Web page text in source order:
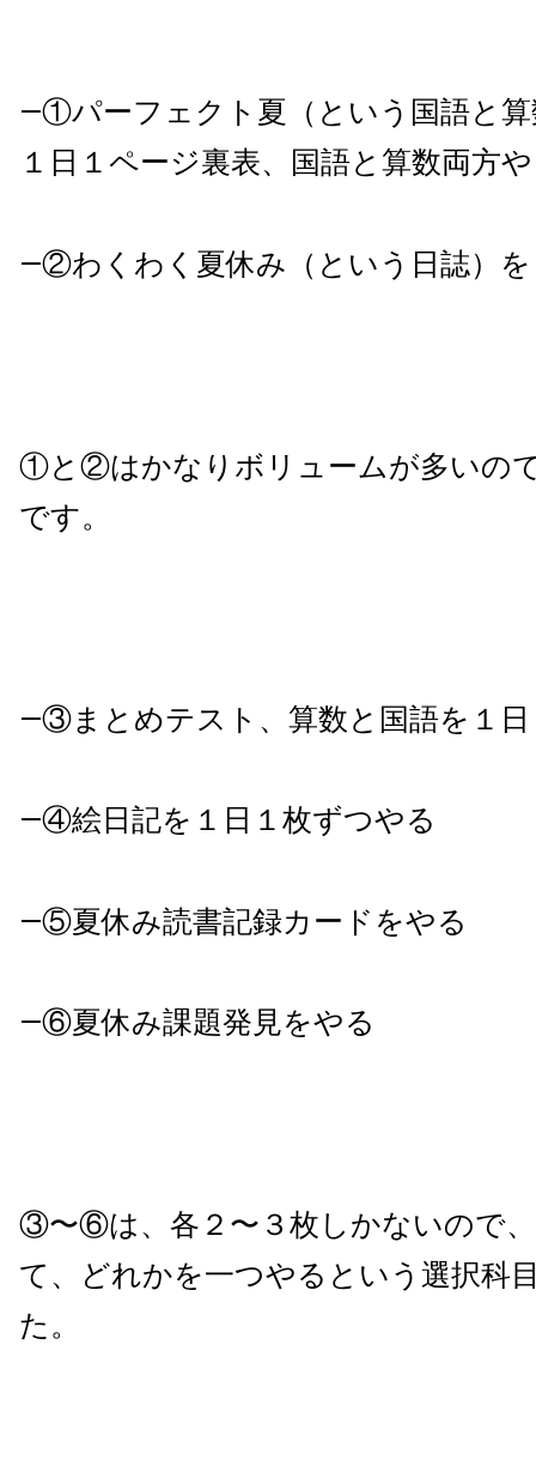
―①パーフェクト夏（という国語と
１日１ページ裏表、国語と算数両方
―②わくわく夏休み（という日誌）
①と②はかなりボリュームが多いの
です。
―③まとめテスト、算数と国語を１
―④絵日記を１日１枚ずつやる
―⑤夏休み読書記録カードをやる
―⑥夏休み課題発見をやる
③〜⑥は、各２〜３枚しかないので
て、どれかを一つやるという選択科
た。